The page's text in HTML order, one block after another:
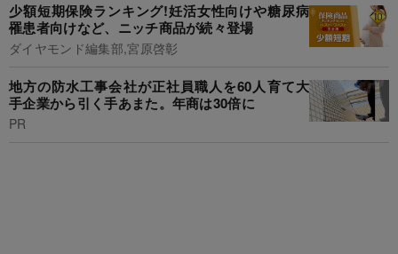
少額短期保険ランキング!妊活女性向けや糖尿病
罹患者向けなど、ニッチ商品が続々登場
ダイヤモンド編集部,宮原啓彰
地方の防水工事会社が正社員職人を60人育て大
手企業から引く手あまた。年商は30倍に
PR